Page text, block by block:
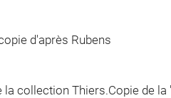
d'après Rubens
la collection Thiers.Copie de